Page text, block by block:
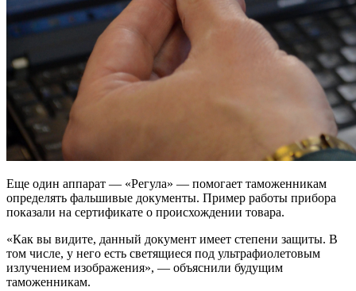
Еще один аппарат — «Регула» — помогает таможенникам
определять фальшивые документы. Пример работы прибора
показали на сертификате о происхождении товара.
«Как вы видите, данный документ имеет степени защиты. В
том числе, у него есть светящиеся под ультрафиолетовым
излучением изображения», — объяснили будущим
таможенникам.